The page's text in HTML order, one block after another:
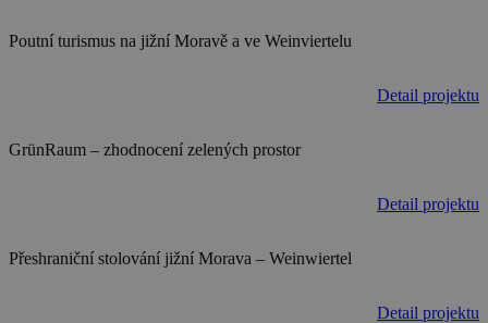
Poutní turismus na jižní Moravě a ve Weinviertelu
Detail projektu
GrünRaum – zhodnocení zelených prostor
Detail projektu
Přeshraniční stolování jižní Morava – Weinwiertel
Detail projektu